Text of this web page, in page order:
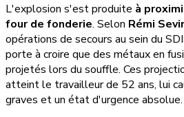
L'explosion s'est produite à
four de fonderie. Selon Rémi
opérations de secours au sein du
porte à croire que des métaux en
projetés lors du souffle. Ces
atteint le travailleur de 52 ans, lui
graves et un état d'urgence absolue.